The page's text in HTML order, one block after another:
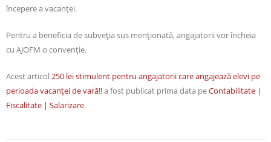
începere a vacanţei.
Pentru a beneficia de subveţia sus menţionată, angajatorii vor încheia
cu AJOFM o convenţie.
Acest articol250 lei stimulent pentru angajatorii care angajează elevi pe
perioada vacanţei de vară!!a fost publicat prima data peContabilitate |
Fiscalitate | Salarizare.